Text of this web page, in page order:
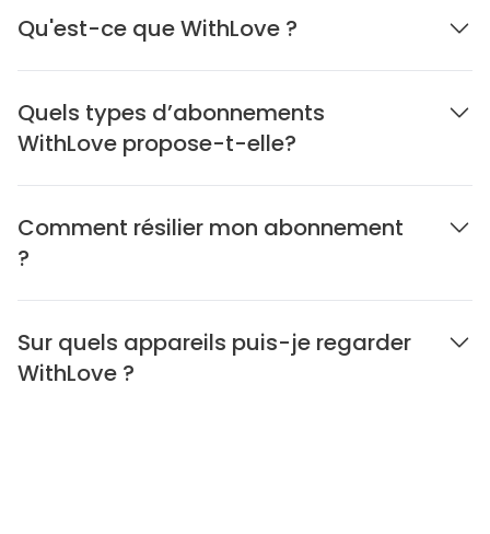
Qu'est-ce que WithLove ?
Quels types d’abonnements
WithLove propose-t-elle?
Comment résilier mon abonnement
?
Sur quels appareils puis-je regarder
WithLove ?